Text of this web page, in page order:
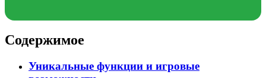
Содержимое
Уникальные функции и игровые